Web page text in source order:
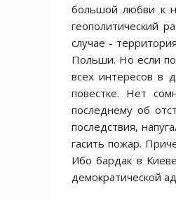
большой любви к
геополитический
случае -
Польши. Но если
всех интересов в
повестке. Нет
последнему об
последствия,
гасить пожар.
Ибо бардак в
демократической